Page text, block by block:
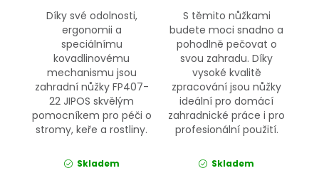
Díky své odolnosti,
ergonomii a
speciálnímu
kovadlinovému
mechanismu jsou
zahradní nůžky FP407-
22 JIPOS skvělým
pomocníkem pro péči o
stromy, keře a rostliny.
Skladem
S těmito nůžkami
budete moci snadno a
pohodlně pečovat o
svou zahradu. Díky
vysoké kvalitě
zpracování jsou nůžky
ideální pro domácí
zahradnické práce i pro
profesionální použití.
Skladem